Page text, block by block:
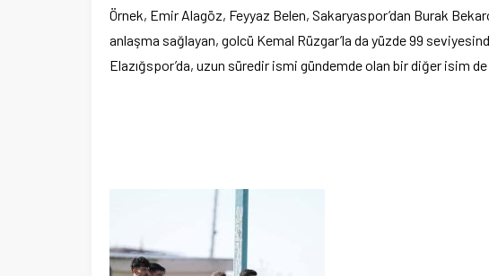
Örnek, Emir Alagöz, Feyyaz Belen, Sakaryaspor’dan Burak
anlaşma sağlayan, golcü Kemal Rüzgar’la da yüzde 99
Elazığspor’da, uzun süredir ismi gündemde olan bir diğer isim de